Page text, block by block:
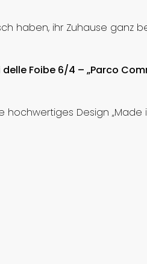
haben, ihr Zuhause ganz
Foibe 6/4 – „Parco
Design „Made